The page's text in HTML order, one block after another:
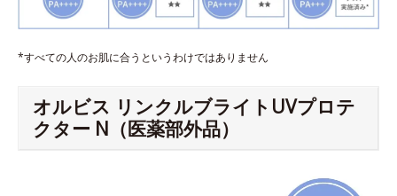
*すべての人のお肌に合うというわけではありません
オルビス リンクルブライトUVプロテ
クター N（医薬部外品）